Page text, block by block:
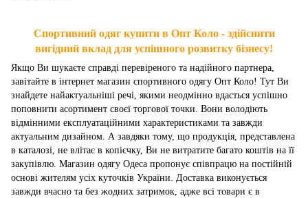
Спортивний одяг купити в Опт Коло - здійснити
вигідний вклад для успішного розвитку бізнесу!
Якщо Ви шукаєте справді перевіреного та надійного партнера,
завітайте в інтернет магазин спортивного одягу Опт Коло! Тут Ви
знайдете найактуальніші речі, якими неодмінно вдасться успішно
поповнити асортимент своєї торгової точки. Вони володіють
відмінними експлуатаційними характеристиками та завжди
актуальним дизайном. А завдяки тому, що продукція, представлена
в каталозі, не влітає в копієчку, Ви не витратите багато коштів на її
закупівлю. Магазин одягу Одеса пропонує співпрацю на постійній
основі жителям усіх куточків України. Доставка виконується
завжди вчасно та без жодних затримок, адже всі товари є в